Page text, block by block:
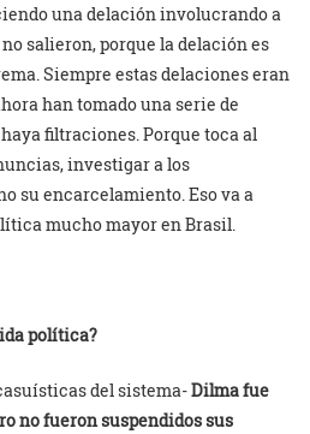
una delación involucrando a
salieron, porque la delación es
Siempre estas delaciones eran
han tomado una serie de
filtraciones. Porque toca al
investigar a los
su encarcelamiento. Eso va a
mucho mayor en Brasil.
política?
del sistema-Dilma fue
no fueron suspendidos sus